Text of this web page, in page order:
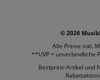
© 2026
Alle Preise inkl.
**UVP = unverbindliche
Bestpreis-Artikel und